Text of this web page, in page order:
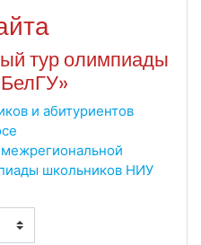
тур олимпиады
и абитуриентов
школьников НИУ